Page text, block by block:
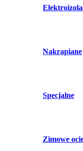
Nakrapiane
Specjalne
Zimowe